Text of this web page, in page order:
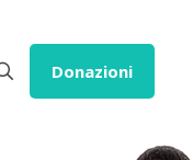
Donazioni